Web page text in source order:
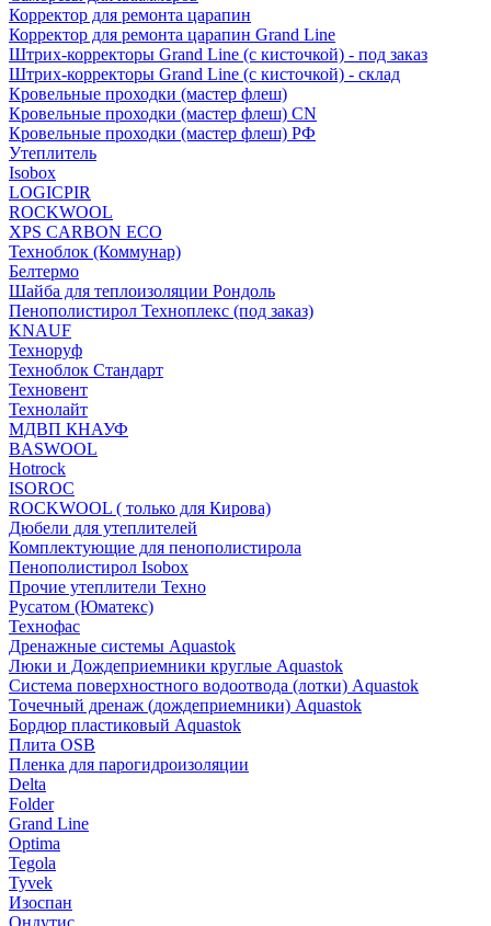
Корректор для ремонта царапин
Корректор для ремонта царапин Grand Line
Штрих-корректоры Grand Line (с кисточкой) - под заказ
Штрих-корректоры Grand Line (с кисточкой) - склад
Кровельные проходки (мастер флеш)
Кровельные проходки (мастер флеш) CN
Кровельные проходки (мастер флеш) РФ
Утеплитель
Isobox
LOGICPIR
ROCKWOOL
XPS CARBON ECO
Техноблок (Коммунар)
Белтермо
Шайба для теплоизоляции Рондоль
Пенополистирол Техноплекс (под заказ)
KNАUF
Технoруф
Техноблок Стандарт
Техновент
Технолайт
МДВП КНАУФ
BASWOOL
Hotrock
ISOROC
ROCKWOOL ( только для Кирова)
Дюбели для утеплителей
Комплектующие для пенополистирола
Пенополистирол Isobox
Прочие утеплители Техно
Русатом (Юматекс)
Технофас
Дренажные системы Aquastok
Люки и Дождеприемники круглые Aquastok
Система поверхностного водоотвода (лотки) Aquastok
Точечный дренаж (дождеприемники) Aquastok
Бордюр пластиковый Aquastok
Плита OSB
Пленка для парогидроизоляции
Delta
Folder
Grand Line
Optima
Tegola
Tyvek
Изоспан
Ондутис